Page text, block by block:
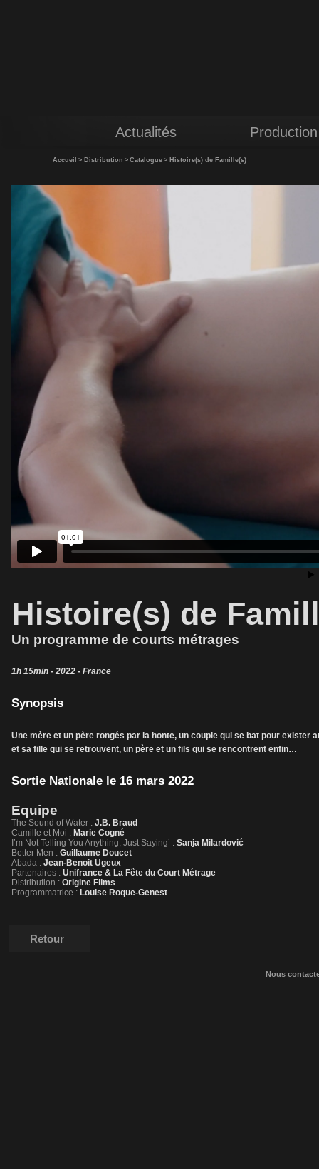
Actualités Production
Accueil > Distribution > Catalogue > Histoire(s) de Famille(s)
Histoire(s) de
Un programme de courts métrages
1h 15min - 2022 - France
Synopsis
Une mère et un père rongés par la honte, un couple qui se bat pour exister
et sa fille qui se retrouvent, un père et un fils qui se rencontrent enfin…
Sortie Nationale le 16 mars 2022
Equipe
The Sound of Water : J.B. Braud
Camille et Moi : Marie Cogné
I’m Not Telling You Anything, Just Saying’ : Sanja Milardović
Better Men : Guillaume Doucet
Abada : Jean-Benoit Ugeux
Partenaires : Unifrance & La Fête du Court Métrage
Distribution : Origine Films
Programmatrice : Louise Roque-Genest
Retour
Nous